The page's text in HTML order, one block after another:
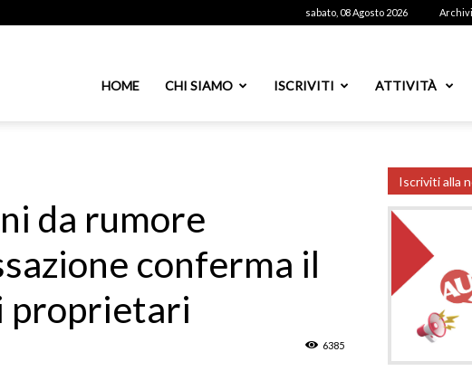
sabato, 08 Agosto 2026
HOME CHI SIAMO ISCRIVITI ATTIVITÀ
da rumore
conferma il
proprietari
6385
Iscriviti alla